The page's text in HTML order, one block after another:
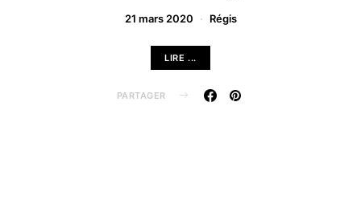
21 mars 2020 Régis
LIRE ...
PARTAGER